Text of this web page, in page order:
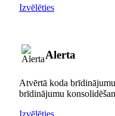
Izvēlēties
Alerta
Atvērtā koda
brīdinājumu
Izvēlēties